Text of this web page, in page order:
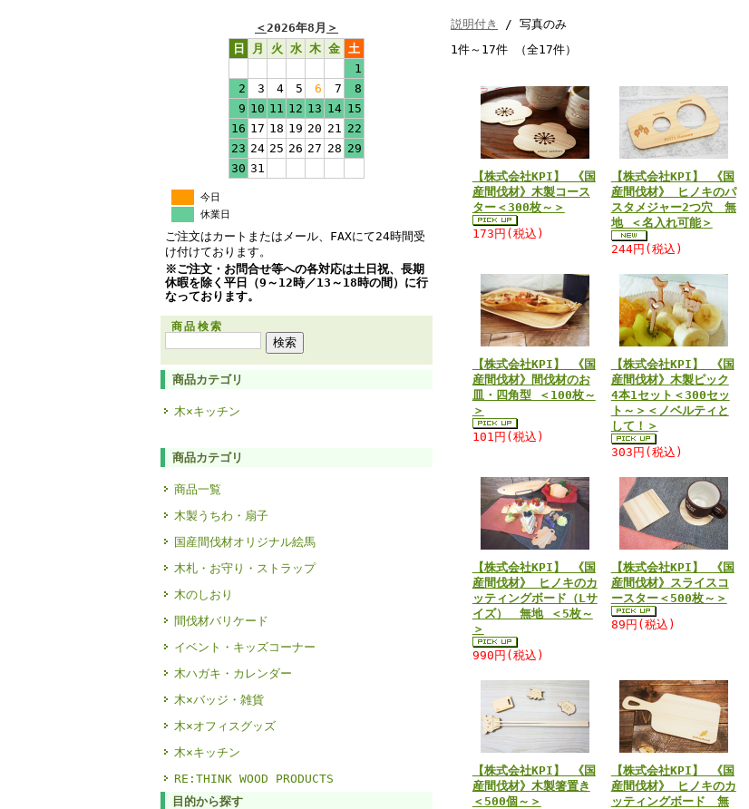
＜2026年8月 ＞
日
月 火 水 木 金 土
1
2
3 4 5 6 7
8
9 10 11 12 13 14 15
16 17 18 19 20 21 22
23 24 25 26 27 28 29
30 31
今日
休業日
ご注文はカートまたはメール、FAXにて24時間受
け付けております。
※ご注文・お問合せ等への各対応は土日祝、長期
休暇を除く平日（9～12時／13～18時の間）に行
なっております。
商品検索
商品カテゴリ
木×キッチン
商品カテゴリ
商品一覧
木製うちわ・扇子
国産間伐材オリジナル絵馬
木札・お守り・ストラップ
木のしおり
間伐材バリケード
イベント・キッズコーナー
木ハガキ・カレンダー
木×バッジ・雑貨
木×オフィスグッズ
木×キッチン
RE:THINK WOOD PRODUCTS
目的から探す
説明付き
/ 写真のみ
1件～17件 （全17件）
【株式会社KPI】 《国
産間伐材》木製コース
ター＜300枚～＞
173円(税込)
【株式会社KPI】 《国
産間伐材》 ヒノキのパ
スタメジャー2つ穴 無
地 ＜名入れ可能＞
244円(税込)
【株式会社KPI】 《国
産間伐材》間伐材のお
皿・四角型 ＜100枚～
＞
101円(税込)
【株式会社KPI】 《国
産間伐材》木製ピック
4本1セット＜300セッ
ト～＞＜ノベルティと
して！＞
303円(税込)
【株式会社KPI】 《国
産間伐材》 ヒノキのカ
ッティングボード（Lサ
イズ） 無地 ＜5枚～
＞
990円(税込)
【株式会社KPI】 《国
産間伐材》スライスコ
ースター＜500枚～＞
89円(税込)
【株式会社KPI】 《国
産間伐材》木製箸置き
＜500個～＞
【株式会社KPI】 《国
産間伐材》 ヒノキのカ
ッティングボード 無